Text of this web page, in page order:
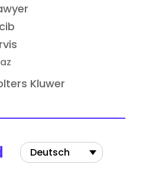
Kluwer
Deutsch